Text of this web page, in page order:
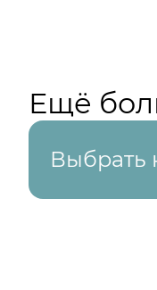
Ещё
Выбрать